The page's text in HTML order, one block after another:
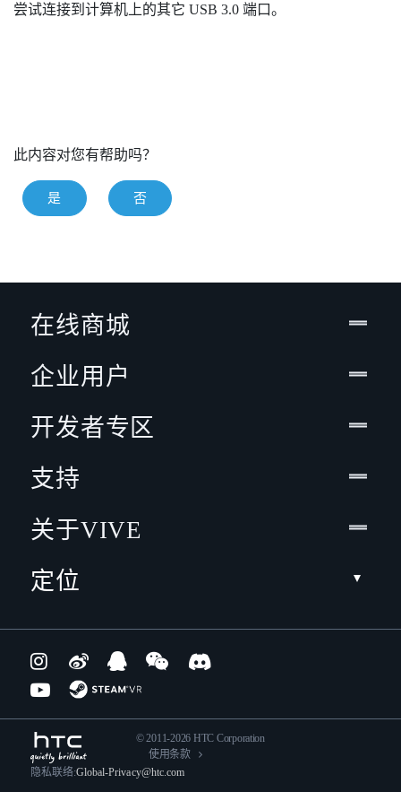
尝试连接到计算机上的其它 USB 3.0 端口。
此内容对您有帮助吗？
是 否
在线商城
企业用户
开发者专区
支持
关于VIVE
定位
© 2011-2026 HTC Corporation
使用条款
隐私联络:Global-Privacy@htc.com